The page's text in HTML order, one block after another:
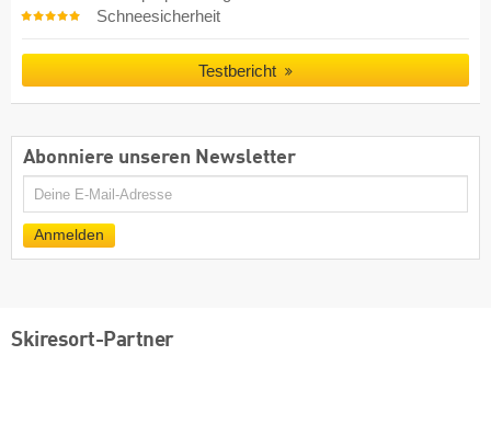
Schneesicherheit
Testbericht
Abonniere unseren Newsletter
E-
Anmelden
Skiresort-Partner